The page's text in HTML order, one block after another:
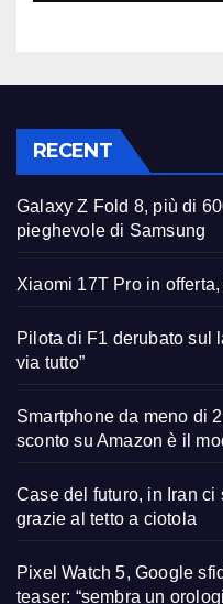
RECENT
Galaxy Z Fold 8, più di
pieghevole di Samsung
Xiaomi 17T Pro in
Pilota di F1 derubato sul
via tutto”
Smartphone da meno di
sconto su Amazon è il
Case del futuro, in Iran
grazie al tetto a ciotola
Pixel Watch 5, Google
teaser: “sembra un